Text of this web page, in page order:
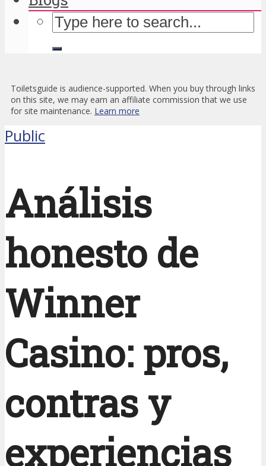
Toiletsguide is audience-supported. When you buy through links
on this site, we may earn an affiliate commission that we use
for site maintenance. Learn more
Public
Análisis
honesto de
Winner
Casino: pros,
contras y
experiencias